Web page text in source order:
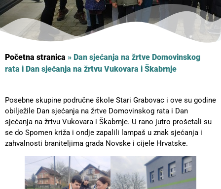
Početna stranica » Dan sjećanja na žrtve Domovinskog
rata i Dan sjećanja na žrtvu Vukovara i Škabrnje
Posebne skupine područne škole Stari Grabovac i ove su godine
obilježile Dan sjećanja na žrtve Domovinskog rata i Dan
sjećanja na žrtvu Vukovara i Škabrnje. U rano jutro prošetali su
se do Spomen križa i ondje zapalili lampaš u znak sjećanja i
zahvalnosti braniteljima grada Novske i cijele Hrvatske.